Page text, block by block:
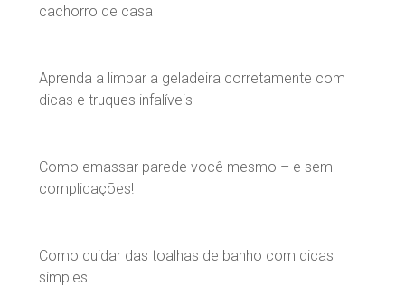
cachorro de casa
Aprenda a limpar a geladeira corretamente com
dicas e truques infalíveis
Como emassar parede você mesmo – e sem
complicações!
Como cuidar das toalhas de banho com dicas
simples